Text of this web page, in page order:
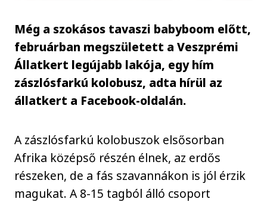
Még a szokásos tavaszi babyboom előtt,
februárban megszületett a Veszprémi
Állatkert legújabb lakója, egy hím
zászlósfarkú kolobusz, adta hírül az
állatkert a Facebook-oldalán.
A zászlósfarkú kolobuszok elsősorban
Afrika középső részén élnek, az erdős
részeken, de a fás szavannákon is jól érzik
magukat. A 8-15 tagból álló csoport